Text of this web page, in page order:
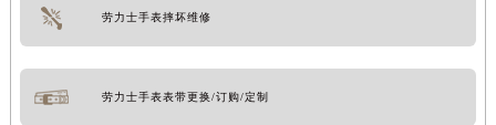
劳力士手表摔坏维修
劳力士手表表带更换/订购/定制